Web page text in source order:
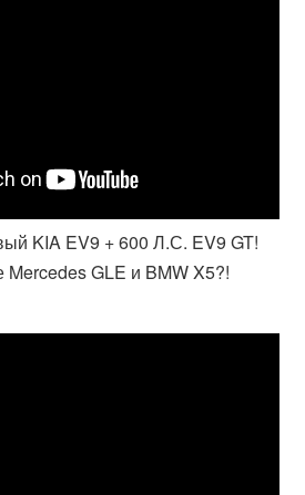
KIA EV9 + 600 Л.С. EV9 GT!
GLE и BMW X5?!